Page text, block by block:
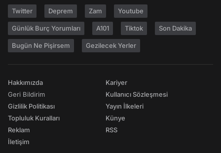
Twitter Deprem Zam Youtube
Günlük Burç Yorumları A101 Tiktok Son Dakika
Bugün Ne Pişirsem Gezilecek Yerler
Hakkımızda
Geri Bildirim
Gizlilik Politikası
Topluluk Kuralları
Reklam
İletişim
Kariyer
Kullanıcı Sözleşmesi
Yayın İlkeleri
Künye
RSS